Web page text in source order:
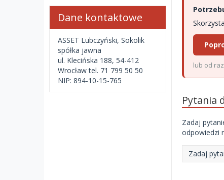
lub od
Pytania
Zadaj
odpowiedzi
Zadaj
Dane kontaktowe
ASSET Lubczyński, Sokolik
spółka jawna
ul. Klecińska 188, 54-412
Wrocław tel. 71 799 50 50
NIP: 894-10-15-765